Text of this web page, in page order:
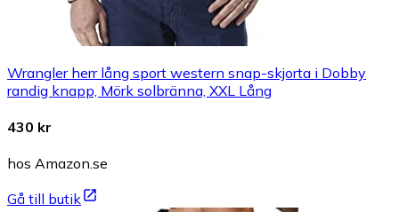
Wrangler herr lång sport western snap-skjorta i Dobby
randig knapp, Mörk solbränna, XXL Lång
430 kr
hos Amazon.se
Gå till butik